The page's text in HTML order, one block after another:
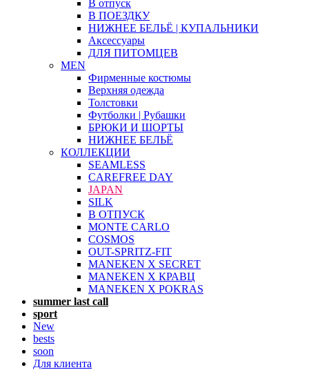
В отпуск
В ПОЕЗДКУ
НИЖНЕЕ БЕЛЬЁ | КУПАЛЬНИКИ
Аксессуары
ДЛЯ ПИТОМЦЕВ
MEN
Фирменные костюмы
Верхняя одежда
Толстовки
Футболки | Рубашки
БРЮКИ И ШОРТЫ
НИЖНЕЕ БЕЛЬЁ
КОЛЛЕКЦИИ
SEAMLESS
CAREFREE DAY
JAPAN
SILK
В ОТПУСК
MONTE CARLO
COSMOS
OUT-SPRITZ-FIT
MANEKEN X SECRET
MANEKEN X КРАВЦ
MANEKEN X POKRAS
summer last call
sport
New
bests
soon
Для клиента